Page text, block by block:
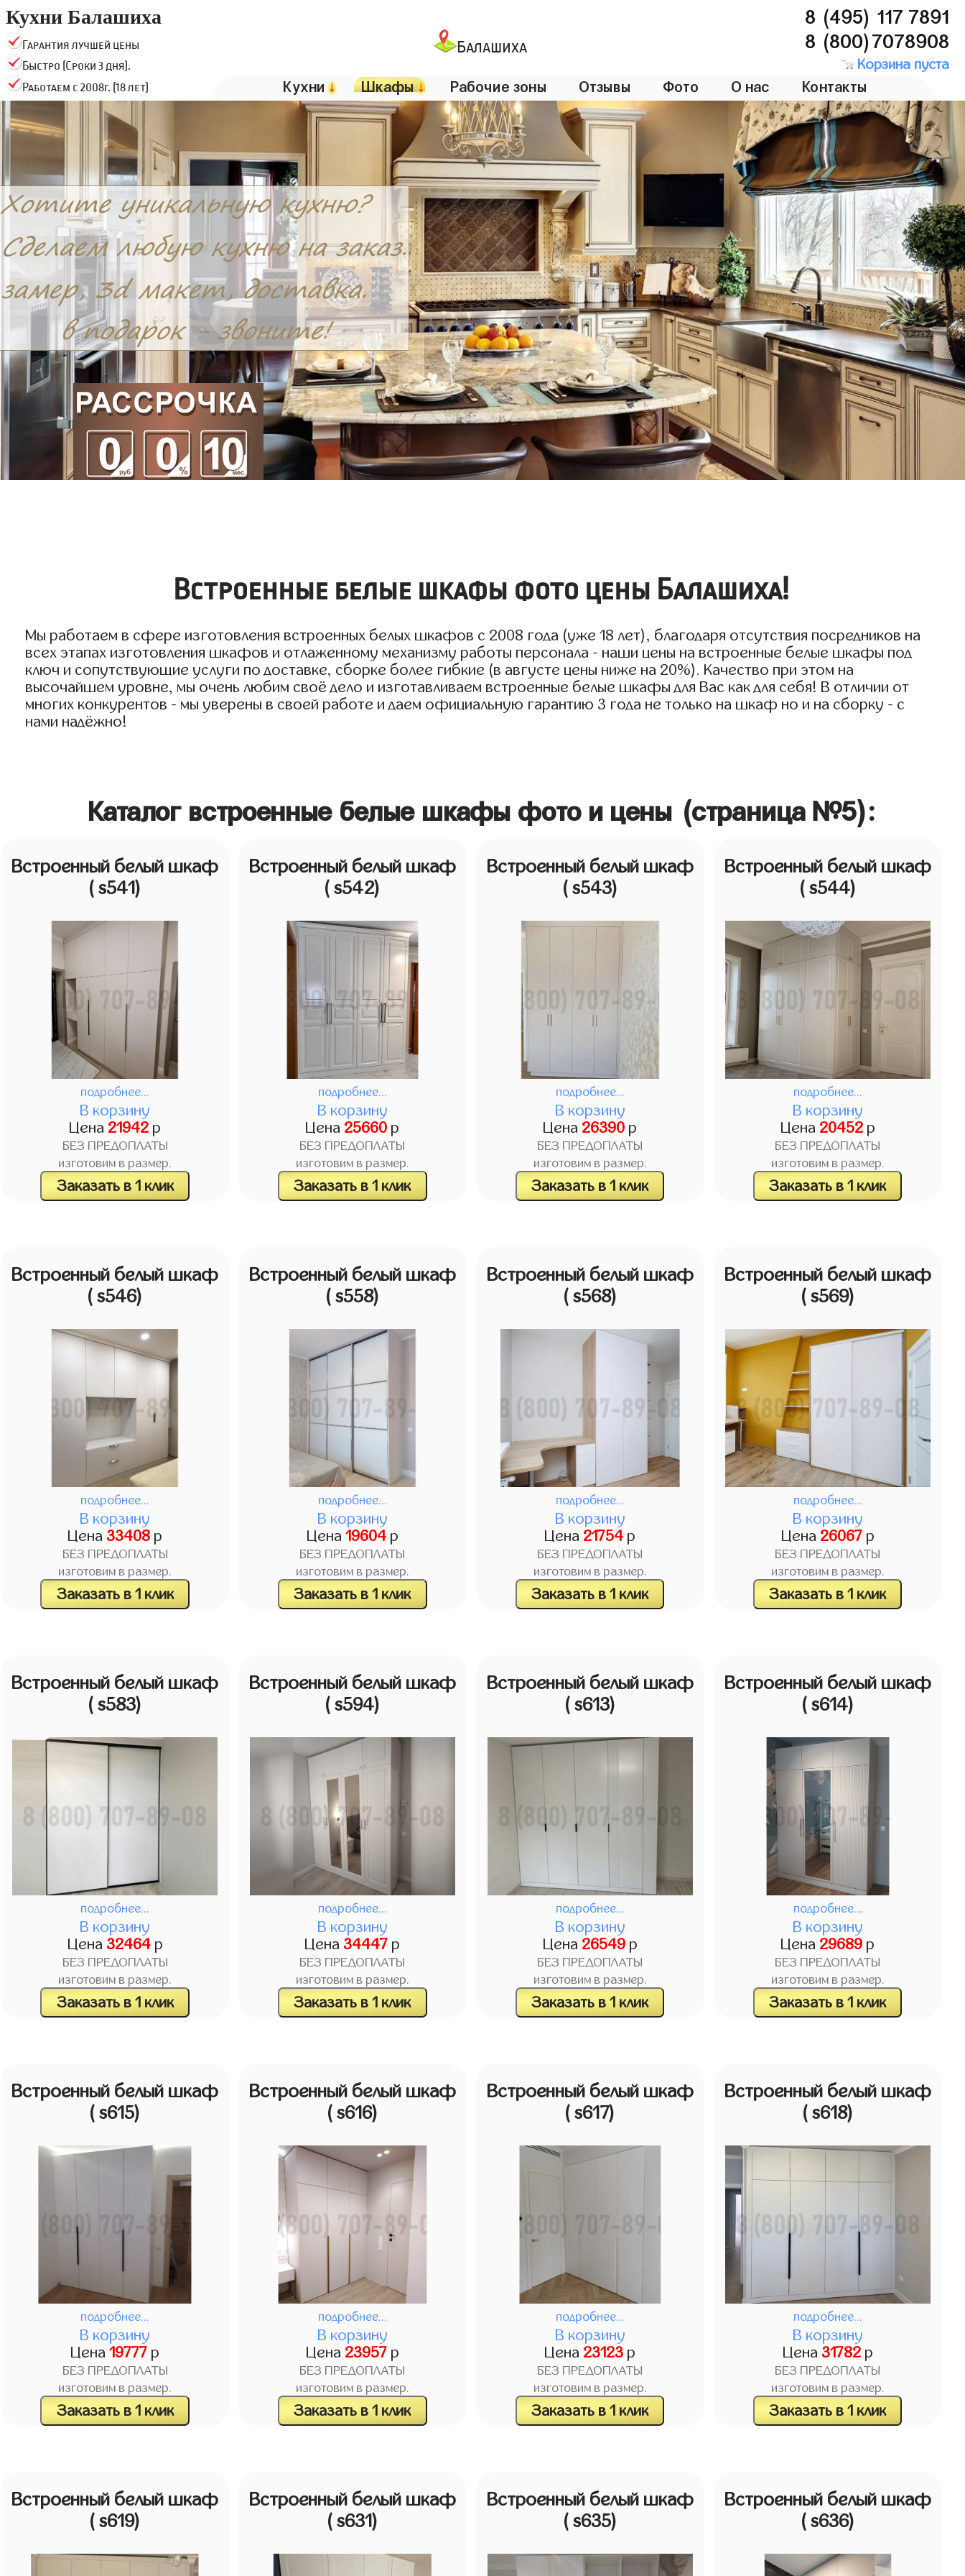
Кухни Балашиха
Гарантия лучшей цены
Быстро (Сроки 3 дня).
Работаем с 2008г. (18 лет)
Балашиха
8 (495) 117 7891
8 (800)7078908
Корзина пуста
Кухни↓ Шкафы↓ Рабочие зоны Отзывы Фото О нас Контакты
Встроенные белые шкафы фото цены Балашиха!
Мы работаем в сфере изготовления встроенных белых шкафов с 2008 года (уже 18 лет), благодаря отсутствия посредников на
всех этапах изготовления шкафов и отлаженному механизму работы персонала - наши цены на встроенные белые шкафы под
ключ и сопутствующие услуги по доставке, сборке более гибкие (в августе цены ниже на 20%). Качество при этом на
высочайшем уровне, мы очень любим своё дело и изготавливаем встроенные белые шкафы для Вас как для себя! В отличии от
многих конкурентов - мы уверены в своей работе и даем официальную гарантию 3 года не только на шкаф но и на сборку - с
нами надёжно!
Каталог встроенные белые шкафы фото и цены (страница №5):
Встроенный белый шкаф
( s541)
подробнее...
В корзину
Цена 21942 р
БЕЗ ПРЕДОПЛАТЫ
изготовим в размер.
Заказать в 1 клик
Встроенный белый шкаф
( s542)
подробнее...
В корзину
Цена 25660 р
БЕЗ ПРЕДОПЛАТЫ
изготовим в размер.
Заказать в 1 клик
Встроенный белый шкаф
( s543)
подробнее...
В корзину
Цена 26390 р
БЕЗ ПРЕДОПЛАТЫ
изготовим в размер.
Заказать в 1 клик
Встроенный белый шкаф
( s544)
подробнее...
В корзину
Цена 20452р
БЕЗ ПРЕДОПЛАТЫ
изготовим в размер.
Заказать в 1 клик
Встроенный белый шкаф
( s546)
подробнее...
В корзину
Цена 33408 р
БЕЗ ПРЕДОПЛАТЫ
изготовим в размер.
Заказать в 1 клик
Встроенный белый шкаф
( s558)
подробнее...
В корзину
Цена 19604р
БЕЗ ПРЕДОПЛАТЫ
изготовим в размер.
Заказать в 1 клик
Встроенный белый шкаф
( s568)
подробнее...
В корзину
Цена 21754 р
БЕЗ ПРЕДОПЛАТЫ
изготовим в размер.
Заказать в 1 клик
Встроенный белый шкаф
( s569)
подробнее...
В корзину
Цена 26067р
БЕЗ ПРЕДОПЛАТЫ
изготовим в размер.
Заказать в 1 клик
Встроенный белый шкаф
( s583)
подробнее...
В корзину
Цена 32464р
БЕЗ ПРЕДОПЛАТЫ
изготовим в размер.
Заказать в 1 клик
Встроенный белый шкаф
( s594)
подробнее...
В корзину
Цена 34447 р
БЕЗ ПРЕДОПЛАТЫ
изготовим в размер.
Заказать в 1 клик
Встроенный белый шкаф
( s613)
подробнее...
В корзину
Цена 26549р
БЕЗ ПРЕДОПЛАТЫ
изготовим в размер.
Заказать в 1 клик
Встроенный белый шкаф
( s614)
подробнее...
В корзину
Цена 29689 р
БЕЗ ПРЕДОПЛАТЫ
изготовим в размер.
Заказать в 1 клик
Встроенный белый шкаф
( s615)
подробнее...
В корзину
Цена19777 р
БЕЗ ПРЕДОПЛАТЫ
изготовим в размер.
Заказать в 1 клик
Встроенный белый шкаф
( s616)
подробнее...
В корзину
Цена 23957р
БЕЗ ПРЕДОПЛАТЫ
изготовим в размер.
Заказать в 1 клик
Встроенный белый шкаф
( s617)
подробнее...
В корзину
Цена 23123 р
БЕЗ ПРЕДОПЛАТЫ
изготовим в размер.
Заказать в 1 клик
Встроенный белый шкаф
( s618)
подробнее...
В корзину
Цена 31782р
БЕЗ ПРЕДОПЛАТЫ
изготовим в размер.
Заказать в 1 клик
Встроенный белый шкаф
( s619)
Встроенный белый шкаф
( s631)
Встроенный белый шкаф
( s635)
Встроенный белый шкаф
( s636)